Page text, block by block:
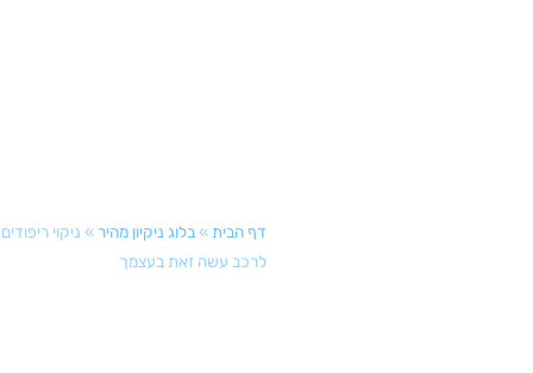
»בלוג ניקיון מהיר »ניקוי ריפודים
לרכב עשה זאת בעצמך